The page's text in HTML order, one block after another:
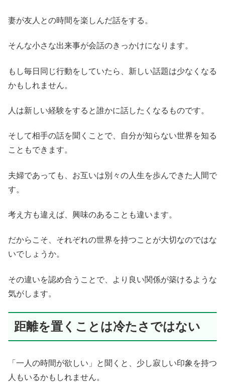
妻が友人との時間を楽しんだ話をする。
そんな小さな出来事が会話のきっかけになります。
もし毎日同じ行動をしていたら、新しい話題は少なくなる
かもしれません。
人は新しい経験をすると誰かに話したくなるものです。
そして相手の話を聞くことで、自分が知らない世界を知る
こともできます。
夫婦であっても、お互いは別々の人生を歩んできた人間で
す。
考え方も違えば、興味のあることも違います。
だからこそ、それぞれの世界を持つことが大切なのではな
いでしょうか。
その違いを認め合うことで、より良い関係が築けるような
気がします。
距離を置くことは冷たさではない
「一人の時間が欲しい」と聞くと、少し寂しい印象を持つ
人もいるかもしれません。